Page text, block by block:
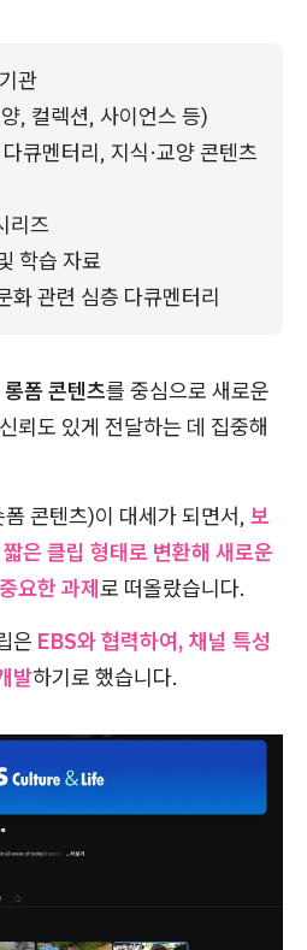
관
, 컬렉션, 사이언스 등)
큐멘터리, 지식·교양 콘텐츠
리즈
학습 자료
화 관련 심층 다큐멘터리
롱폼 콘텐츠를 중심으로 새로운
뢰도 있게 전달하는 데 집중해
콘텐츠)이 대세가 되면서, 보
은 클립 형태로 변환해 새로운
요한 과제로 떠올랐습니다.
은 EBS와 협력하여, 채널 특성
발하기로 했습니다.